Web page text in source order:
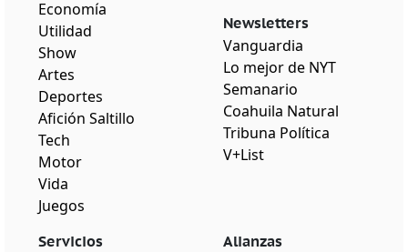
Economía
Utilidad
Show
Artes
Deportes
Afición Saltillo
Tech
Motor
Vida
Juegos
Newsletters
Vanguardia
Lo mejor de NYT
Semanario
Coahuila Natural
Tribuna Política
V+List
Servicios Alianzas